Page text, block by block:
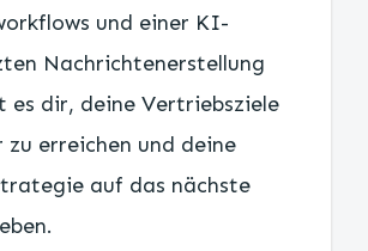
und einer KI-
Nachrichtenerstellung
es dir, deine Vertriebsziele
erreichen und deine
auf das nächste